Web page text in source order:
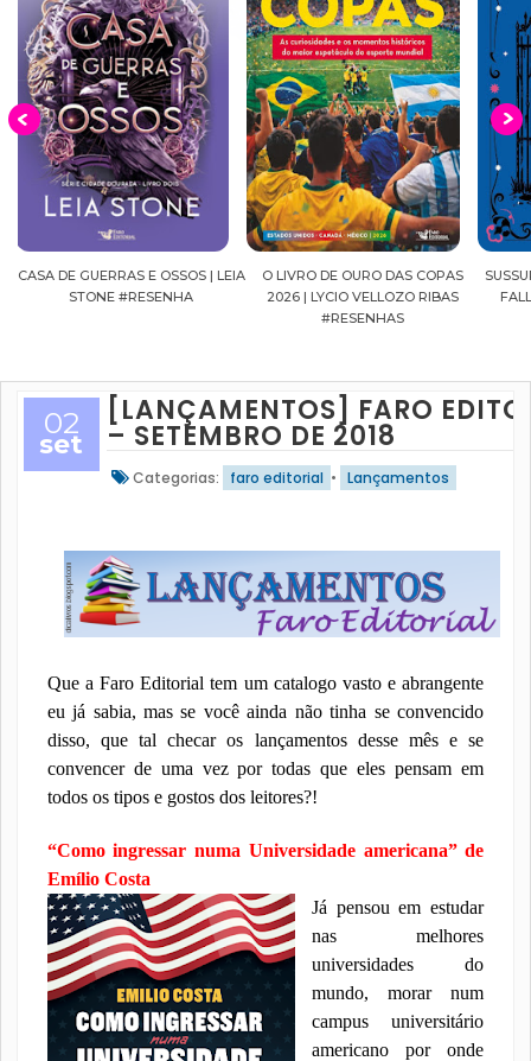
O LIVRO DE OURO DAS COPAS
2026 | LYCIO VELLOZO RIBAS
SUSSURROS AO LUAR | SHADOW
FALLS, VOL.04 | C.C.HUNTER
#RESENHA
02
set
[LANÇAMENTOS] FARO
– SETEMBRO DE 2018
Categorias: faro editorial • Lançamentos
Que a Faro Editorial tem um catalogo vasto e abrangente
eu já sabia, mas se você ainda não tinha se convencido
disso, que tal checar os lançamentos desse mês e se
convencer de uma vez por todas que eles pensam em
todos os tipos e gostos dos leitores?!
“Como ingressar numa Universidade americana” de
Emílio Costa
Já pensou em estudar
nas melhores
universidades do
mundo, morar num
campus universitário
americano por onde